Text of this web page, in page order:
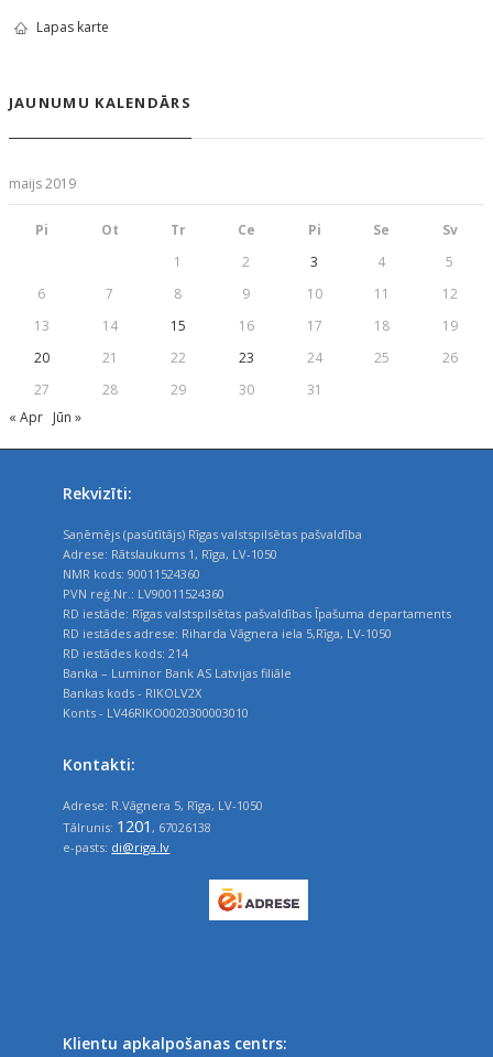
Lapas karte
JAUNUMU KALENDĀRS
maijs 2019
Pi Ot Tr Ce Pi Se
Sv
1
2 3 4
5
6
7 8 9 10 11
12
13
14 15 16 17 18
19
20
21 22 23 24 25
26
27
28 29 30
31
« Apr Jūn »
Rekvizīti:
Saņēmējs (pasūtītājs) Rīgas valstspilsētas pašvaldība
Adrese: Rātslaukums 1, Rīga, LV-1050
NMR kods: 90011524360
PVN reģ.Nr.: LV90011524360
RD iestāde: Rīgas valstspilsētas pašvaldības Īpašuma departaments
RD iestādes adrese: Riharda Vāgnera iela 5,Rīga, LV-1050
RD iestādes kods: 214
Banka – Luminor Bank AS Latvijas filiāle
Bankas kods - RIKOLV2X
Konts - LV46RIKO0020300003010
Kontakti:
Adrese: R.Vāgnera 5, Rīga, LV-1050
Tālrunis: 1201, 67026138
e-pasts: di@riga.lv
Klientu apkalpošanas centrs: